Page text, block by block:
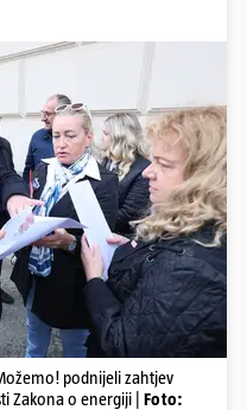
podnijeli zahtjev
Zakona o energiji | Foto: